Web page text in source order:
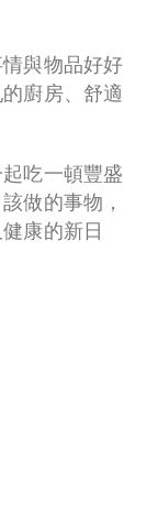
與物品好好
廚房、舒適
吃一頓豐盛
做的事物，
康的新日